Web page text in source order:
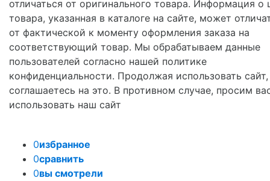
отличаться от оригинального товара. Информация о
товара, указанная в каталоге на сайте, может
от фактической к моменту оформления заказа на
соответствующий товар. Мы обрабатываем данные
пользователей согласно нашей политике
конфиденциальности. Продолжая использовать
соглашаетесь на это. В противном случае, просим
использовать наш сайт
0избранное
0сравнить
0вы смотрели